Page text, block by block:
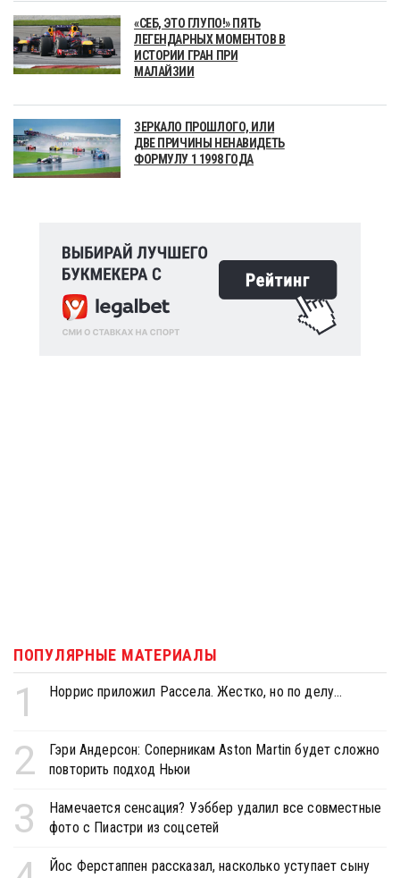
«СЕБ, ЭТО ГЛУПО!» ПЯТЬ
ЛЕГЕНДАРНЫХ МОМЕНТОВ В
ИСТОРИИ ГРАН ПРИ
МАЛАЙЗИИ
ЗЕРКАЛО ПРОШЛОГО, ИЛИ
ДВЕ ПРИЧИНЫ НЕНАВИДЕТЬ
ФОРМУЛУ 1 1998 ГОДА
ПОПУЛЯРНЫЕ МАТЕРИАЛЫ
1 Норрис приложил Рассела. Жестко, но по делу...
2
Гэри Андерсон: Соперникам Aston Martin будет сложно
повторить подход Ньюи
3
Намечается сенсация? Уэббер удалил все совместные
фото с Пиастри из соцсетей
Йос Ферстаппен рассказал, насколько уступает сыну